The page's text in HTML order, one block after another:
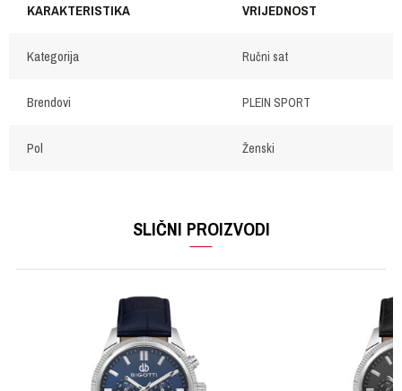
KARAKTERISTIKA VRIJEDNOST
Kategorija Ručni sat
Brendovi PLEIN SPORT
Pol Ženski
SLIČNI PROIZVODI